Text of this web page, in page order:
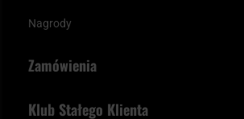
Nagrody
Zamówienia
Klub Stałego Klienta